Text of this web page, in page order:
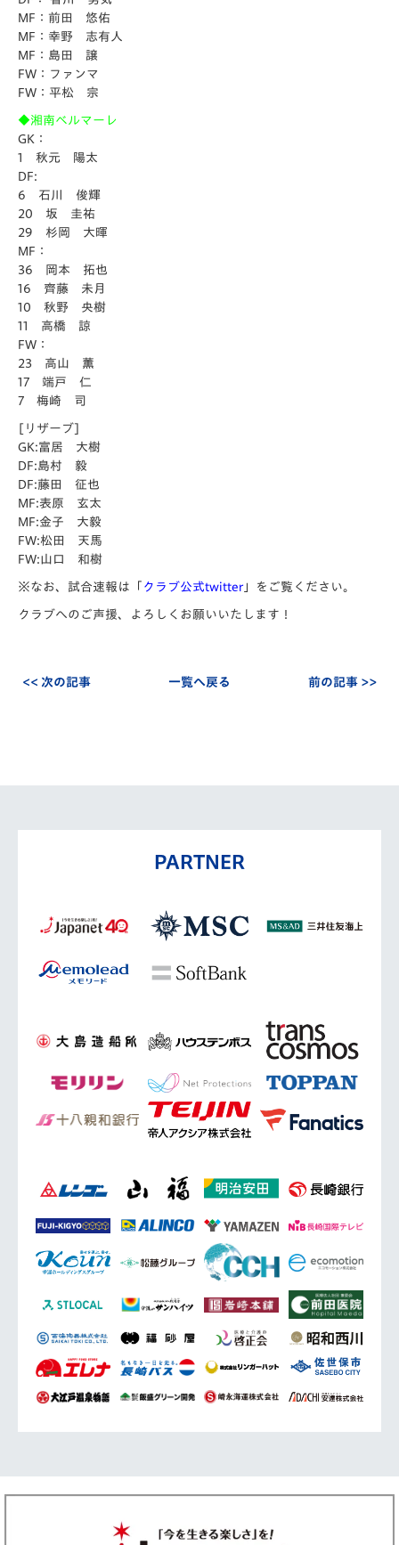
MF：前田 悠佑
MF：幸野 志有人
MF：島田 譲
FW：ファンマ
FW：平松 宗
◆湘南ベルマーレ
GK：
1 秋元 陽太
DF:
6 石川 俊輝
20 坂 圭祐
29 杉岡 大暉
MF：
36 岡本 拓也
16 齊藤 未月
10 秋野 央樹
11 高橋 諒
FW：
23 高山 薫
17 端戸 仁
7 梅崎 司
[リザーブ]
GK:富居 大樹
DF:島村 毅
DF:藤田 征也
MF:表原 玄太
MF:金子 大毅
FW:松田 天馬
FW:山口 和樹
※なお、試合速報は「 クラブ公式twitter」をご覧ください。
クラブへのご声援、よろしくお願いいたします！
<< 次の記事 一覧へ戻る 前の記事 >>
PARTNER